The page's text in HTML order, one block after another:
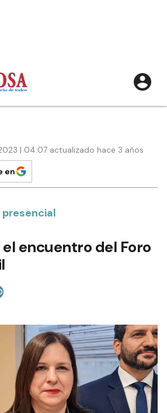
| 04:07 actualizado hace 3 años
en
presencial
el encuentro del Foro